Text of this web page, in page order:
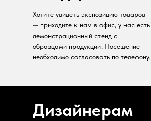
Хотите увидеть экспозицию товаров
— приходите к нам в офис, у нас есть
демонстрационный стенд с
образцами продукции. Посещение
необходимо согласовать по телефону.
Дизайнерам